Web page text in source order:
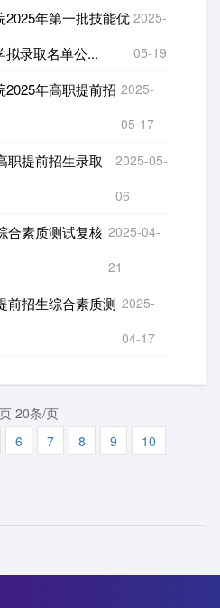
年第一批技能优
拟录取名单公...
2025-
05-19
年高职提前招 2025-
05-17
职提前招生录取
2025-05-
06
合素质测试复核 2025-04-
21
前招生综合素质测 2025-
04-17
20条/页
6 7 8 9
10